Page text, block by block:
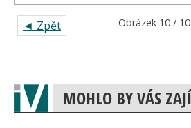
◄ Zpět Obrázek 10 / 10
MOHLO BY VÁS